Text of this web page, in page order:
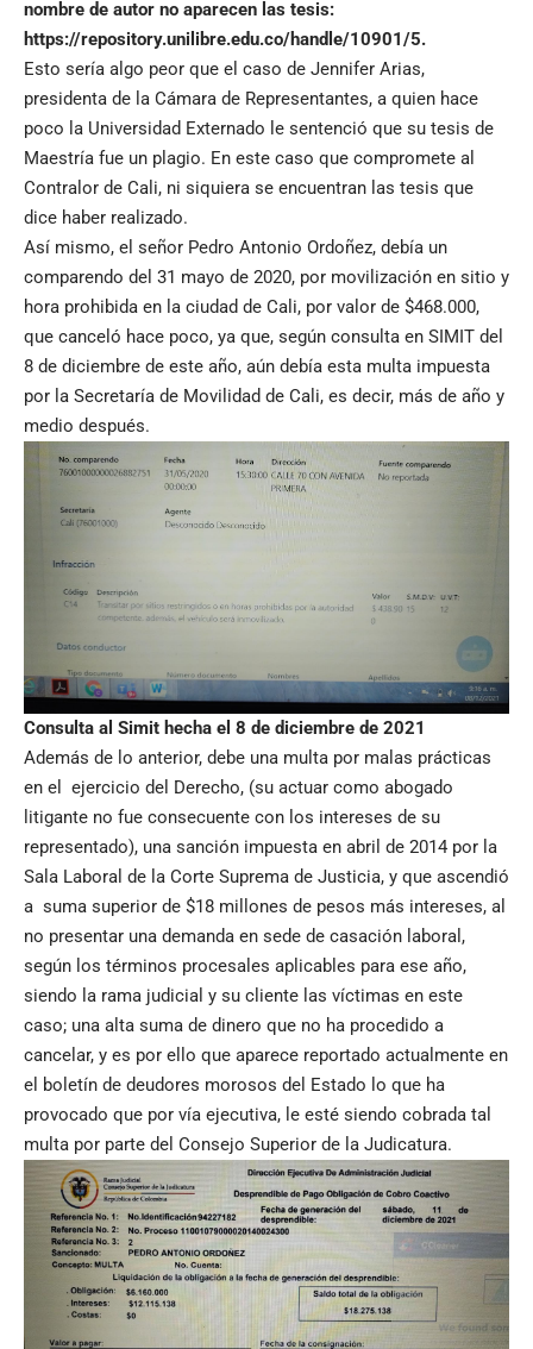
nombre de autor no aparecen las tesis:
https://repository.unilibre.edu.co/handle/10901/5.
Esto sería algo peor que el caso de Jennifer Arias,
presidenta de la Cámara de Representantes, a quien hace
poco la Universidad Externado le sentenció que su tesis de
Maestría fue un plagio. En este caso que compromete al
Contralor de Cali, ni siquiera se encuentran las tesis que
dice haber realizado.
Así mismo, el señor Pedro Antonio Ordoñez, debía un
comparendo del 31 mayo de 2020, por movilización en sitio y
hora prohibida en la ciudad de Cali, por valor de $468.000,
que canceló hace poco, ya que, según consulta en SIMIT del
8 de diciembre de este año, aún debía esta multa impuesta
por la Secretaría de Movilidad de Cali, es decir, más de año y
medio después.
Consulta al Simit hecha el 8 de diciembre de 2021
Además de lo anterior, debe una multa por malas prácticas
en el ejercicio del Derecho, (su actuar como abogado
litigante no fue consecuente con los intereses de su
representado), una sanción impuesta en abril de 2014 por la
Sala Laboral de la Corte Suprema de Justicia, y que ascendió
a suma superior de $18 millones de pesos más intereses, al
no presentar una demanda en sede de casación laboral,
según los términos procesales aplicables para ese año,
siendo la rama judicial y su cliente las víctimas en este
caso; una alta suma de dinero que no ha procedido a
cancelar, y es por ello que aparece reportado actualmente en
el boletín de deudores morosos del Estado lo que ha
provocado que por vía ejecutiva, le esté siendo cobrada tal
multa por parte del Consejo Superior de la Judicatura.